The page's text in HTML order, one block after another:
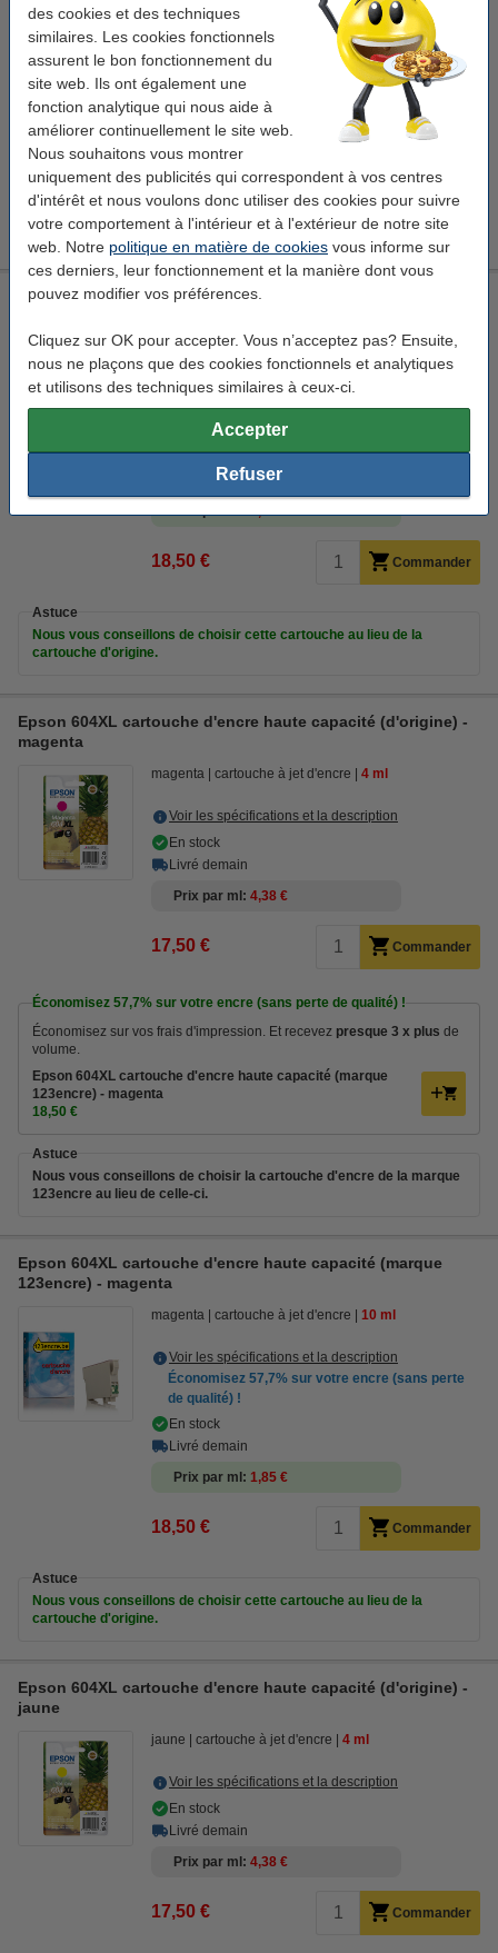
des cookies et des techniques
similaires. Les cookies fonctionnels
assurent le bon fonctionnement du
site web. Ils ont également une
fonction analytique qui nous aide à
améliorer continuellement le site web.
Nous souhaitons vous montrer
uniquement des publicités qui correspondent à vos centres
d'intérêt et nous voulons donc utiliser des cookies pour suivre
votre comportement à l'intérieur et à l'extérieur de notre site
web. Notre politique en matière de cookies vous informe sur
ces derniers, leur fonctionnement et la manière dont vous
pouvez modifier vos préférences.
Cliquez sur OK pour accepter. Vous n’acceptez pas? Ensuite,
nous ne plaçons que des cookies fonctionnels et analytiques
et utilisons des techniques similaires à ceux-ci.
Accepter
Refuser
Économisez57,7%sur votre encre (sans perte de qualité) !
Économisez sur vos frais d'impression. Et recevez
presque 3x plusde
volume.
Epson 604XL cartouche d'encre haute capacité (marque
123encre) - cyan
18,50 €
Astuce
Nous vous conseillons de choisir la cartouche d'encre de la marque
123encre au lieu de celle-ci.
Epson 604XL cartouche d'encre haute capacité (marque
cyan cartouche à jet d'encre 10 ml
Voir les spécifications et la description
Économisez57,7%sur votre encre (sans perte
de qualité) !
En stock
Livré demain
Prix par ml 1,85 €
18,50 € Commander
Astuce
Nous vous conseillons de choisir cette cartouche au lieu de la
cartouche d'origine.
Epson 604XL cartouche d'encre haute capacité (d'origine) -
magenta
magenta cartouche à jet d'encre 4 ml
Voir les spécifications et la description
En stock
Livré demain
Prix par ml
4,38 €
17,50 € Commander
Économisez 57,7% sur votre encre (sans perte de qualité) !
Économisez sur vos frais d'impression. Et recevez presque 3 x plus de
volume.
Epson 604XL cartouche d'encre haute capacité (marque
123encre) - magenta
18,50 €
Astuce
Nous vous conseillons de choisir la cartouche d'encre de la marque
123encre au lieu de celle-ci.
Epson 604XL cartouche d'encre haute capacité (marque
123encre) - magenta
magenta cartouche à jet d'encre 10 ml
Voir les spécifications et la description
Économisez 57,7% sur votre encre (sans perte
de qualité) !
En stock
Livré demain
Prix par ml
1,85 €
18,50 € Commander
Astuce
Nous vous conseillons de choisir cette cartouche au lieu de la
cartouche d'origine.
Epson 604XL cartouche d'encre haute capacité (d'origine) -
jaune
jaune cartouche à jet d'encre 4 ml
Voir les spécifications et la description
En stock
Livré demain
Prix par ml
4,38 €
17,50 € Commander